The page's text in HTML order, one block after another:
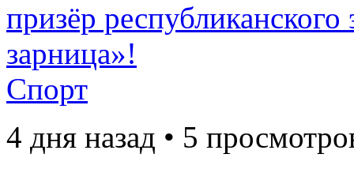
призёр
зарница»!
Спорт
4 дня назад • 5